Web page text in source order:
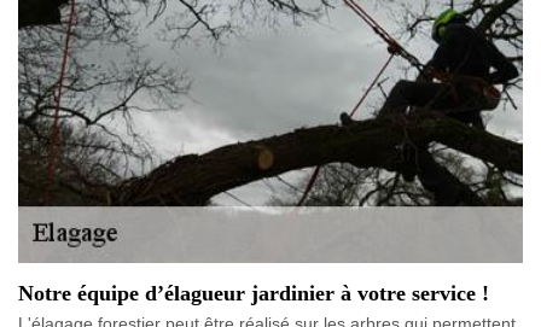
Notre équipe d’élagueur jardinier à votre service !